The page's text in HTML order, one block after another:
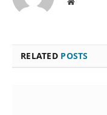
RELATED POSTS